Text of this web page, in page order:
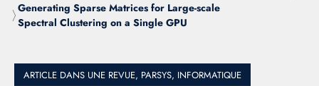
Generating Sparse Matrices for Large-scale
Spectral Clustering on a Single GPU
ARTICLE DANS UNE REVUE, PARSYS, INFORMATIQUE